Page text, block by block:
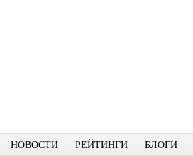
НОВОСТИ РЕЙТИНГИ БЛОГИ